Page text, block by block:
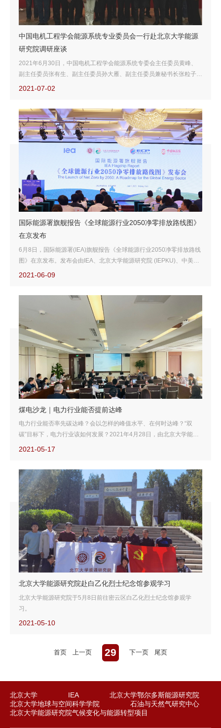
中国电机工程学会能源系统专业委员会一行赴北京大学能源
研究院调研座谈
2021年6月30日，中国电机工程学会能源系统专委会主任委员黄峰、
副主任委员张有生、副主任委员孙大雁、副主任委员兼秘书长张粒子、
委员代表及秘书处一行17人赴北京大学能源研究院开展调研座谈活
2021-07-02
国际能源署旗舰报告《全球能源行业2050净零排放路线图》
在京发布
6月8日，国际能源署(IEA)旗舰报告《全球能源行业2050净零排放路线
图》在京发布。发布会由IEA、北京大学能源研究院 (IEPKU)、中美能
源合作项目 (ECP)、中国能源报(CEN) 联合主办，100人莅临现场，逾
2021-06-09
煤电沙龙｜电力行业能否提前达峰
电力行业能否率先碳达峰？会以怎样的峰值水平、在何时达峰？“双
碳”目标下，电力行业该如何发展？2021年4月28日，由北京大学能源
研究院气候变化与能源转型项目主办的“没有空谈煤油控”系列沙龙围绕
2021-05-17
北京大学能源研究院赴白乙化烈士纪念馆参观学习
北京大学能源研究院于5月8日前往密云区白乙化烈士纪念馆参观学
习。
2021-05-10
首页 上一页 29 下一页 尾页
北京大学 IEA
北京大学鄂尔多斯能源研究院
北京大学地球与空间科学学院
石油与天然气研究中心
北京大学能源研究院气候变化与能源转型项目